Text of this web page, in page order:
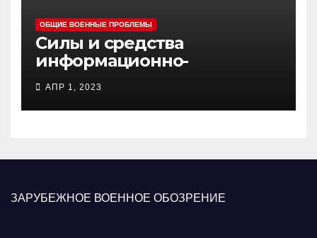
ОБЩИЕ ВОЕННЫЕ ПРОБЛЕМЫ
Силы и средства
информационно-
психологических операций
вооруженных сил Украины
АПР 1, 2023
ЗАРУБЕЖНОЕ ВОЕННОЕ ОБОЗРЕНИЕ